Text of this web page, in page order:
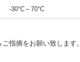
-30°C～70°C
指摘をお願い致します。